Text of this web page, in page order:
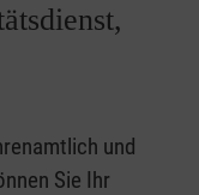
und
Sie Ihr